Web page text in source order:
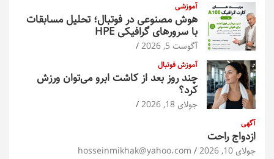
آموزشی
هوش مصنوعی در فوتبال؛ تحلیل مسابقات
با سرورهای گرافیکی HPE
آگوست 5, 2026
آموزش فوتبال
چند روز بعد از کاشت ابرو می‌توان ورزش
کرد؟
جولای 18, 2026
آگهی
ازدواج راحت
جولای 10, 2026 hosseinmikhak@yahoo.com